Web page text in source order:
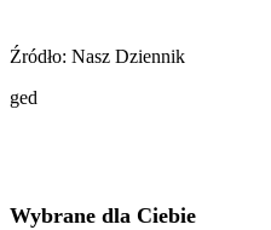
Źródło: Nasz Dziennik
ged
Wybrane dla Ciebie